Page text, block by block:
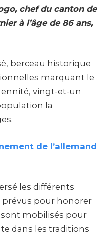
chef du canton de
à l’âge de 86 ans,
berceau historique
marquant le
vingt-et-un
la
de l’allemand
les différents
prévus pour honorer
sont mobilisés pour
dans les traditions